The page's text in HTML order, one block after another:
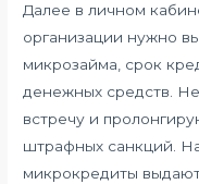
Далее в личном
организации нужно
микрозайма, срок
денежных средств.
встречу и
штрафных санкций.
микрокредиты